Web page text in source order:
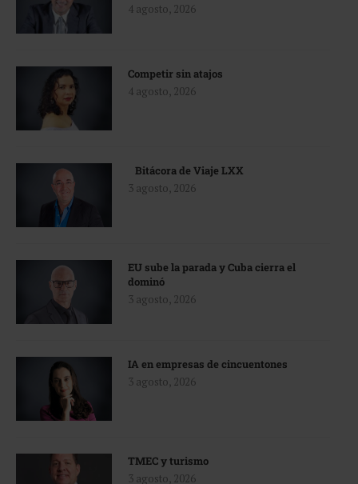
4 agosto, 2026
Competir sin atajos
4 agosto, 2026
Bitácora de Viaje LXX
3 agosto, 2026
EU sube la parada y Cuba cierra el
dominó
3 agosto, 2026
IA en empresas de cincuentones
3 agosto, 2026
TMEC y turismo
3 agosto, 2026